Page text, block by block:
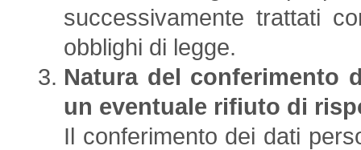
successivamente trattati
obblighi di legge.
Natura del conferimento
un eventuale rifiuto di
Il conferimento dei dati